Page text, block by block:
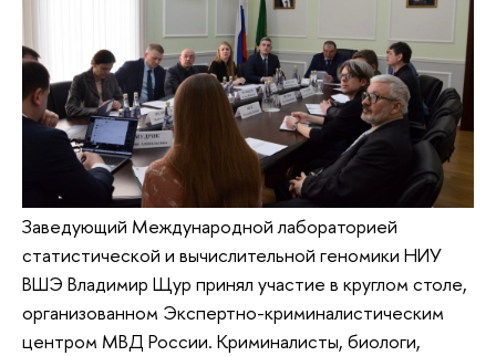
Заведующий Международной лабораторией
статистической и вычислительной геномики НИУ
ВШЭ Владимир Щур принял участие в круглом столе,
организованном Экспертно-криминалистическим
центром МВД России. Криминалисты, биологи,